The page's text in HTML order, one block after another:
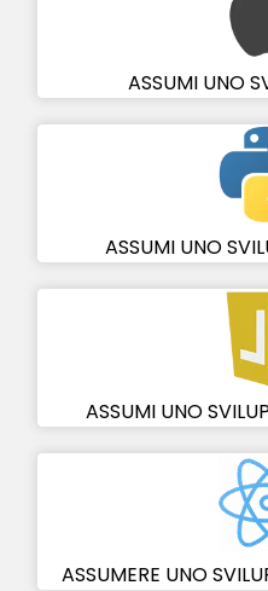
ASSUMI UNO
ASSUMI UNO
ASSUMI UNO
ASSUMERE UNO